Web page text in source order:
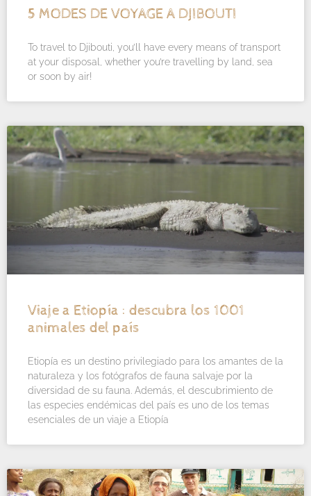
5 MODES DE VOYAGE A DJIBOUTI
To travel to Djibouti, you’ll have every means of transport
at your disposal, whether you’re travelling by land, sea
or soon by air!
Viaje a Etiopía : descubra los 1001
animales del país
Etiopía es un destino privilegiado para los amantes de la
naturaleza y los fotógrafos de fauna salvaje por la
diversidad de su fauna. Además, el descubrimiento de
las especies endémicas del país es uno de los temas
esenciales de un viaje a Etiopía